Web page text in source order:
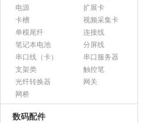
电源
扩展卡
卡槽
视频采集卡
单模尾纤
连接线
笔记本电池
分屏线
串口线（卡）
串口服务器
支架类
触控笔
光纤转换器
网关
网桥
数码配件